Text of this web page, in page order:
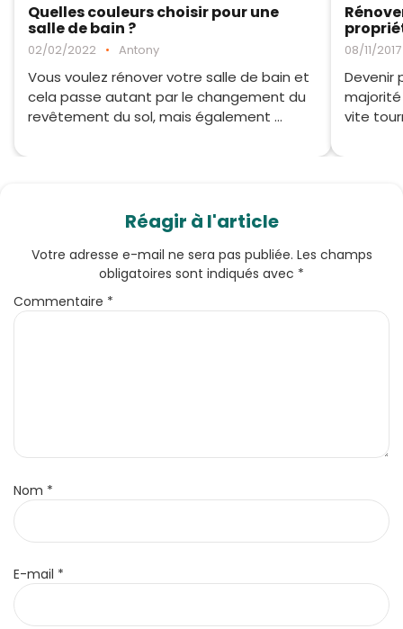
Quelles couleurs choisir pour une
salle de bain ?
02/02/2022 • Antony
Vous voulez rénover votre salle de bain et
cela passe autant par le changement du
revêtement du sol, mais également ...
08/11/2017
Devenir
vite
Réagir à l'article
Votre adresse e-mail ne sera pas publiée. Les champs
obligatoires sont indiqués avec *
Commentaire *
Nom *
E-mail *